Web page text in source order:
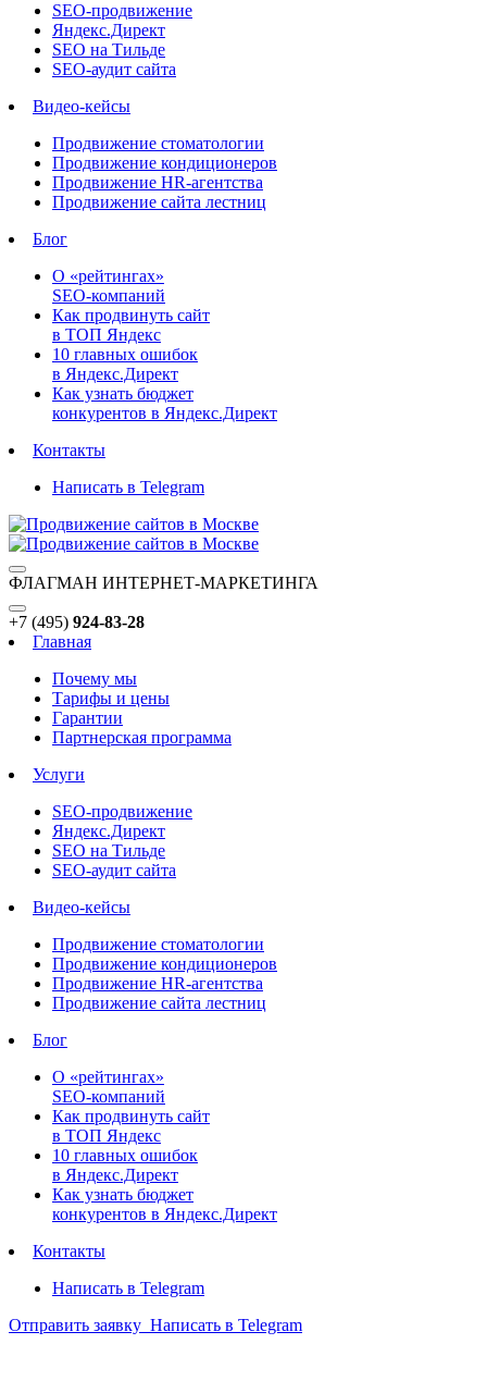
SEO-продвижение
Яндекс.Директ
SEO на Тильде
SEO-аудит сайта
Видео-кейсы
Продвижение стоматологии
Продвижение кондиционеров
Продвижение HR-агентства
Продвижение сайта лестниц
Блог
О «рейтингах»
SEO-компаний
Как продвинуть сайт
в ТОП Яндекс
10 главных ошибок
в Яндекс.Директ
Как узнать бюджет
конкурентов в Яндекс.Директ
Контакты
Написать в Telegram
ФЛАГМАН ИНТЕРНЕТ-МАРКЕТИНГА
+7 (495) 924-83-28
Главная
Почему мы
Тарифы и цены
Гарантии
Партнерская программа
Услуги
SEO-продвижение
Яндекс.Директ
SEO на Тильде
SEO-аудит сайта
Видео-кейсы
Продвижение стоматологии
Продвижение кондиционеров
Продвижение HR-агентства
Продвижение сайта лестниц
Блог
О «рейтингах»
SEO-компаний
Как продвинуть сайт
в ТОП Яндекс
10 главных ошибок
в Яндекс.Директ
Как узнать бюджет
конкурентов в Яндекс.Директ
Контакты
Написать в Telegram
Отправить заявку Написать в Telegram